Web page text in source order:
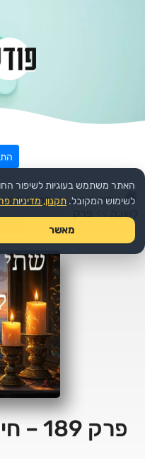
עמוד הבית >> דת ורוחני
פרק 189 – חיוב נשים בהבדלה
האתר משתמש בעוגיות לשיפור
לשימוש המקובל. תקנון, מדיניות
מאשר